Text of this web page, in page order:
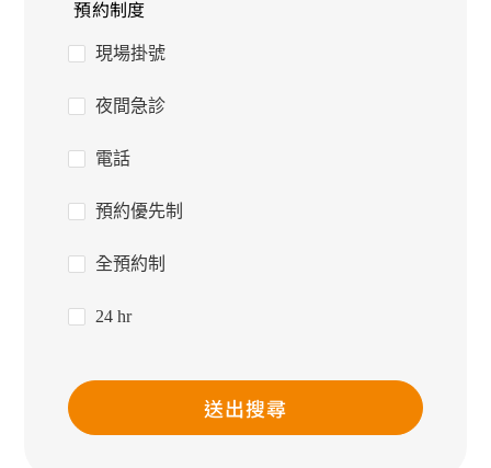
預約制度
現場掛號
夜間急診
電話
預約優先制
全預約制
24 hr
送出搜尋